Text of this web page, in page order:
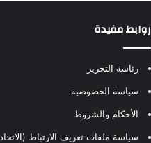
روابط مفيدة
رئاسة التحرير
سياسة الخصوصية
الأحكام والشروط
سياسة ملفات تعريف الارتباط (الاتحاد